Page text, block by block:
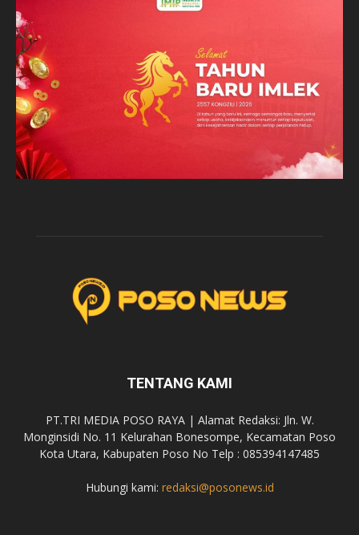
TENTANG KAMI
PT.TRI MEDIA POSO RAYA | Alamat Redaksi: Jln. W.
Monginsidi No. 11 Kelurahan Bonesompe, Kecamatan Poso
Kota Utara, Kabupaten Poso No Telp : 085394147485
Hubungi kami: redaksi@posonews.id